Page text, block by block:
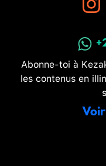
Abonne-toi à
les contenus en